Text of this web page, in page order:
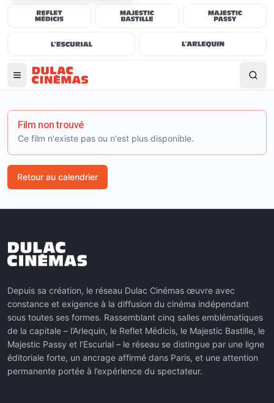
Film non trouvé
Ce film n'existe pas ou n'est plus disponible.
Retour au calendrier
Depuis sa création, le réseau Dulac Cinémas œuvre avec
constance et exigence à la diffusion du cinéma indépendant
sous toutes ses formes. Rassemblant cinq salles emblématiques
de la capitale – l’Arlequin, le Reflet Médicis, le Majestic Bastille, le
Majestic Passy et l’Escurial – le réseau se distingue par une ligne
éditoriale forte, un ancrage affirmé dans Paris, et une attention
permanente portée à l’expérience du spectateur.